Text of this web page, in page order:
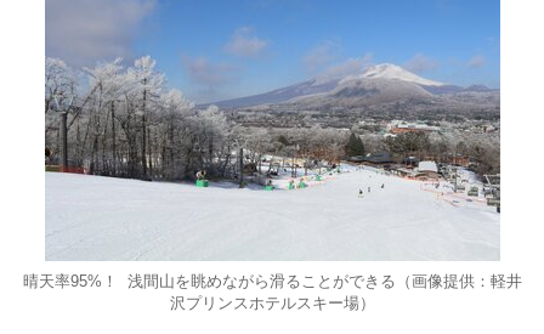
晴天率95%！ 浅間山を眺めながら滑ることができる（画像提供：軽井
沢プリンスホテルスキー場）